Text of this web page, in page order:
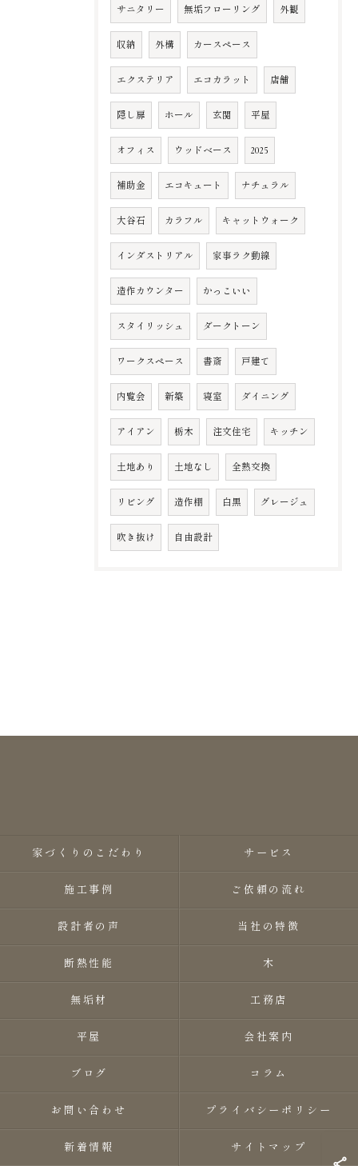
サニタリー 無垢フローリング 外観
収納 外構 カースペース
エクステリア エコカラット 店舗
隠し扉 ホール 玄関 平屋
オフィス ウッドベース 2025
補助金 エコキュート ナチュラル
大谷石 カラフル キャットウォーク
インダストリアル 家事ラク動線
造作カウンター かっこいい
スタイリッシュ ダークトーン
ワークスペース 書斎 戸建て
内覧会 新築 寝室 ダイニング
アイアン 栃木 注文住宅 キッチン
土地あり 土地なし 全熱交換
リビング 造作棚 白黒 グレージュ
吹き抜け 自由設計
家づくりのこだわり サービス
施工事例 ご依頼の流れ
設計者の声 当社の特徴
断熱性能 木
無垢材 工務店
平屋 会社案内
ブログ コラム
お問い合わせ プライバシーポリシー
新着情報 サイトマップ